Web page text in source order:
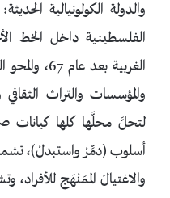
والدولة الكولونيالية
الغربية بعد
لتحلَّ محلَّها كلها
أسلوب (دمِّرْ واستبدلْ)، تشمل
والاغتيالَ الممَنْهَج